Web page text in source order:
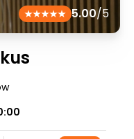
5.00/5